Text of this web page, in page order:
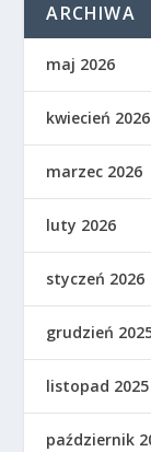
ARCHIWA
maj 2026
kwiecień 2026
marzec 2026
luty 2026
styczeń 2026
grudzień
listopad 2025
październik